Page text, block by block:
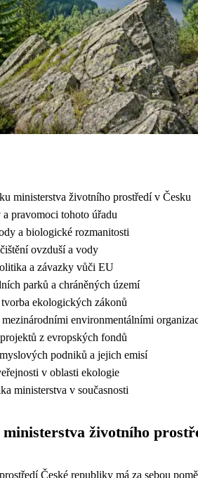
ministerstva životního prostředí v Česku
pravomoci tohoto úřadu
a biologické rozmanitosti
ovzduší a vody
a závazky vůči EU
parků a chráněných území
ekologických zákonů
mezinárodními environmentálními
z evropských fondů
podniků a jejich emisí
v oblasti ekologie
ministerstva v současnosti
životního
České republiky má za sebou